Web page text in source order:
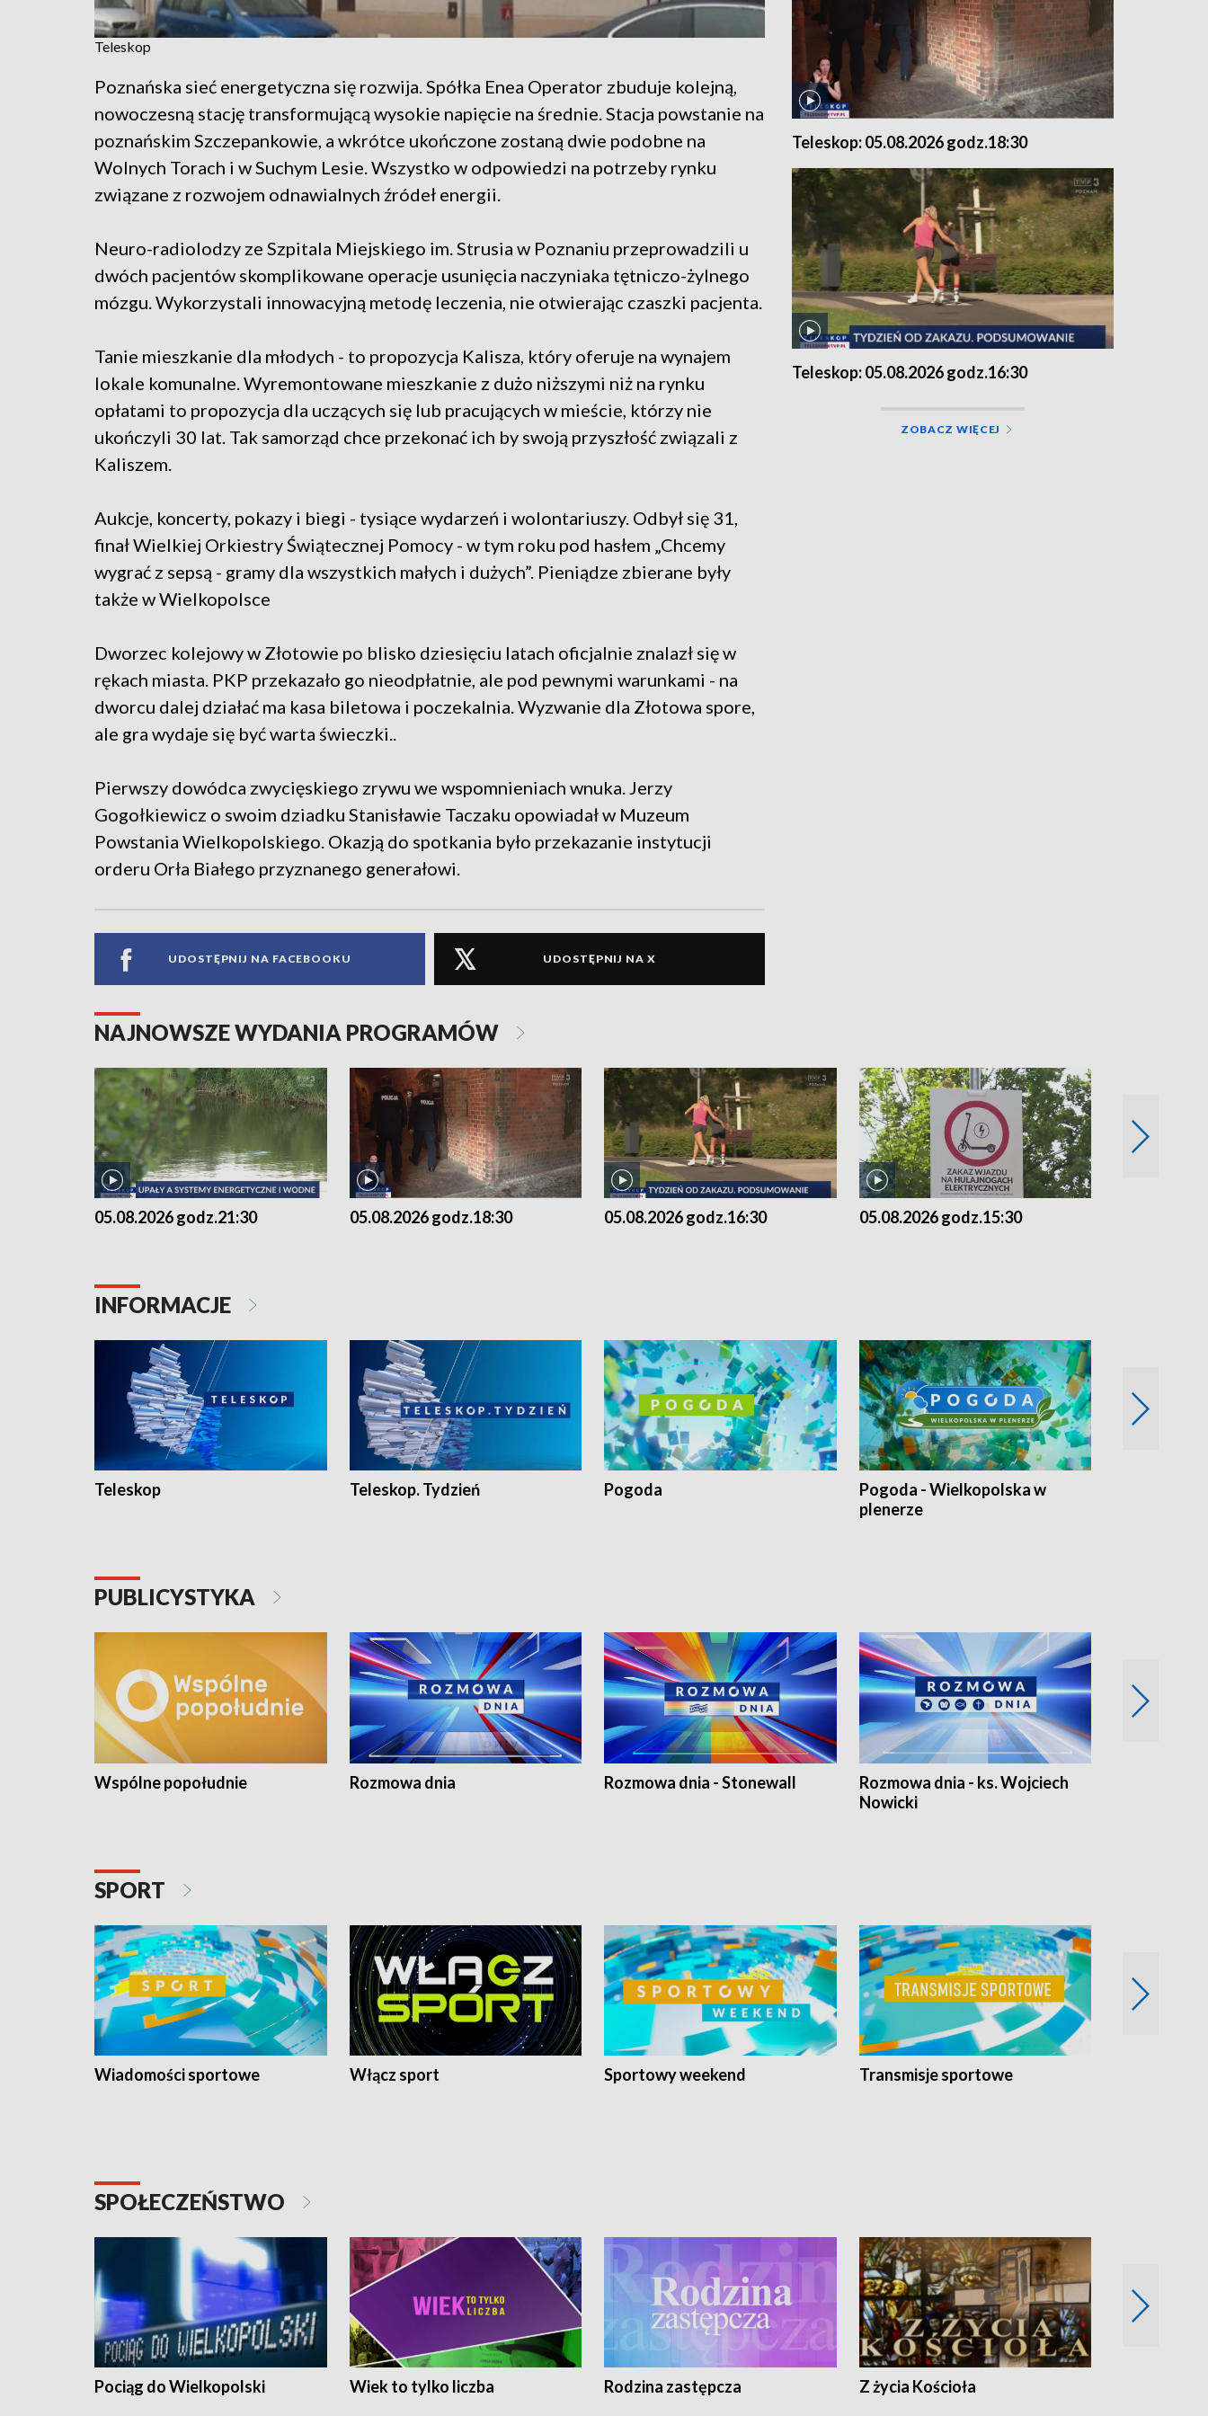
Teleskop
Poznańska sieć energetyczna się rozwija. Spółka Enea Operator zbuduje kolejną,
nowoczesną stację transformującą wysokie napięcie na średnie. Stacja powstanie na
poznańskim Szczepankowie, a wkrótce ukończone zostaną dwie podobne na
Wolnych Torach i w Suchym Lesie. Wszystko w odpowiedzi na potrzeby rynku
związane z rozwojem odnawialnych źródeł energii.
Neuro-radiolodzy ze Szpitala Miejskiego im. Strusia w Poznaniu przeprowadzili u
dwóch pacjentów skomplikowane operacje usunięcia naczyniaka tętniczo-żylnego
mózgu. Wykorzystali innowacyjną metodę leczenia, nie otwierając czaszki pacjenta.
Tanie mieszkanie dla młodych - to propozycja Kalisza, który oferuje na wynajem
lokale komunalne. Wyremontowane mieszkanie z dużo niższymi niż na rynku
opłatami to propozycja dla uczących się lub pracujących w mieście, którzy nie
ukończyli 30 lat. Tak samorząd chce przekonać ich by swoją przyszłość związali z
Kaliszem.
Aukcje, koncerty, pokazy i biegi - tysiące wydarzeń i wolontariuszy. Odbył się 31,
finał Wielkiej Orkiestry Świątecznej Pomocy - w tym roku pod hasłem „Chcemy
wygrać z sepsą - gramy dla wszystkich małych i dużych”. Pieniądze zbierane były
także w Wielkopolsce
Dworzec kolejowy w Złotowie po blisko dziesięciu latach oficjalnie znalazł się w
rękach miasta. PKP przekazało go nieodpłatnie, ale pod pewnymi warunkami - na
dworcu dalej działać ma kasa biletowa i poczekalnia. Wyzwanie dla Złotowa spore,
ale gra wydaje się być warta świeczki..
Pierwszy dowódca zwycięskiego zrywu we wspomnieniach wnuka. Jerzy
Gogołkiewicz o swoim dziadku Stanisławie Taczaku opowiadał w Muzeum
Powstania Wielkopolskiego. Okazją do spotkania było przekazanie instytucji
orderu Orła Białego przyznanego generałowi.
UDOSTĘPNIJ NA FACEBOOKU UDOSTĘPNIJ NA X
Teleskop: 05.08.2026 godz.18:30
Teleskop: 05.08.2026 godz.16:30
ZOBACZ WIĘCEJ
NAJNOWSZE WYDANIA PROGRAMÓW
05.08.2026 godz.21:30 05.08.2026 godz.18:30 05.08.2026 godz.16:30 05.08.2026 godz.15:30
INFORMACJE
Teleskop Teleskop. Tydzień Pogoda
Pogoda - Wielkopolska w
plenerze
PUBLICYSTYKA
Wspólne popołudnie Rozmowa dnia Rozmowa dnia - Stonewall
Rozmowa dnia - ks. Wojciech
Nowicki
SPORT
Wiadomości sportowe Włącz sport Sportowy weekend Transmisje sportowe
SPOŁECZEŃSTWO
Pociąg do Wielkopolski Wiek to tylko liczba Rodzina zastępcza Z życia Kościoła